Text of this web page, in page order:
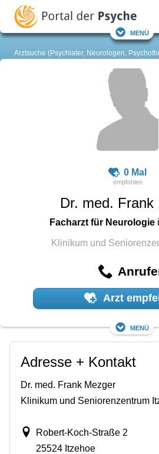
Menü
Arztsuche (Psychiater, Neurologen,
0 Mal
Dr. med. Frank
Facharzt für Neurologie
Klinikum und
Arzt
Menü
Adresse + Kontakt
Dr. med. Frank Mezger
Klinikum und Seniorenzentrum
Robert-Koch-Straße 2
25524 Itzehoe